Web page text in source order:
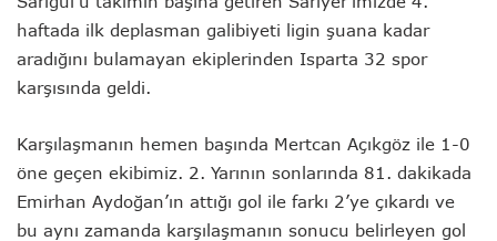
haftada ilk deplasman galibiyeti ligin şuana kadar
aradığını bulamayan ekiplerinden Isparta 32 spor
karşısında geldi.
Karşılaşmanın hemen başında Mertcan Açıkgöz ile 1-0
öne geçen ekibimiz. 2. Yarının sonlarında 81. dakikada
Emirhan Aydoğan’ın attığı gol ile farkı 2’ye çıkardı ve
bu aynı zamanda karşılaşmanın sonucu belirleyen gol